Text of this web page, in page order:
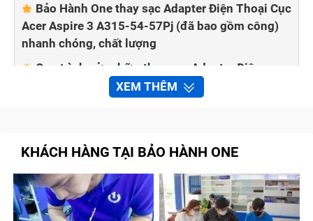
Bảo Hành One thay sạc Adapter Điện Thoại Cục
Acer Aspire 3 A315-54-57Pj (đã bao gồm công)
nhanh chóng, chất lượng
Quy trình sửa chữa, thay sạc Adapter Điện
Thoại Cục Acer Aspire 3 A315-54-57Pj (đã bao
gồm công) tại Bảo Hành One
phù hợp khi sạc điện thoại. Sau thời gian dài sử dụng,
bạn thấy điện thoại Cục Acer Aspire 3 A315-54-57Pj
(đã bao gồm công) vào pin chậm hơn hay không báo
XEM THÊM
KHÁCH HÀNG TẠI BẢO HÀNH ONE